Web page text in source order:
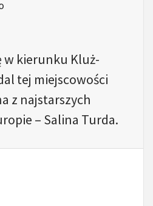
w kierunku Kluż-
tej miejscowości
z najstarszych
– Salina Turda.